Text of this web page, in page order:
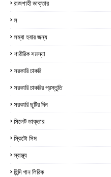
রাজশাহী ডাক্তার
ল
লম্বা হবার জন্য
শারীরিক সমস্যা
সরকারি চাকরি
সরকারি চাকরির প্রস্তুতি
সরকারি ছুটির দিন
সিলেট ডাক্তার
স্কিটো সিম
স্বাস্থ্য
হিন্দি গান লিরিক